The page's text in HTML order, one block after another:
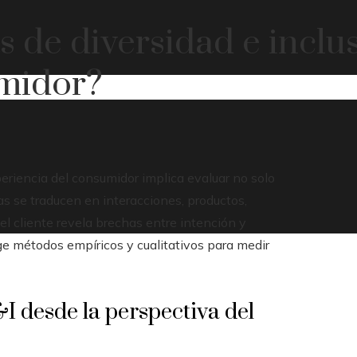
de diversidad e
del consumidor implica evaluar no solo
se traducen en interacciones, productos,
cliente revela brechas entre intención y
métodos empíricos y cualitativos para medir
desde la perspectiva del